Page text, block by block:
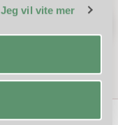
Jeg vil vite mer